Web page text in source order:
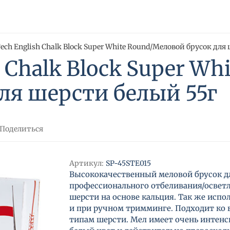
English Chalk Block Super White Round/Меловой брусок для
Block Super
шерсти белый 55г
Артикул: SP-45STE015
Высококачественный меловой брусок
профессионального отбеливания/
шерсти на основе кальция. Так же
и при ручном тримминге. Подходит ко
типам шерсти. Мел имеет очень